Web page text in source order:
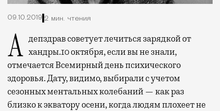
09.10.2019 2 мин. чтения
А депздрав советует лечиться зарядкой от хандры.10 октября, если вы не знали,
отмечается Всемирный день психического
здоровья. Дату, видимо, выбирали с учетом
сезонных ментальных колебаний — как раз
близко к экватору осени, когда людям плохеет не